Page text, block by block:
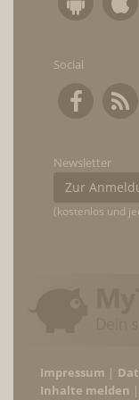
Social
Newsletter
Zur
(kostenlos und
Impressum
Inhalte melden